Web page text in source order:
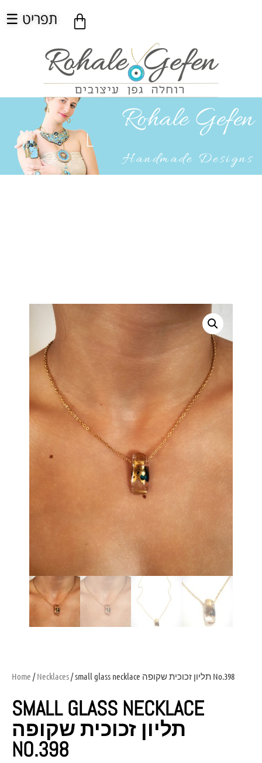
☰ תפריט
Rohale Gefen
Handmade Designs
Home /Necklaces / small glass necklace תליון זכוכית שקופה No.398
SMALL GLASS NECKLACE
תליון זכוכית שקופה
NO.398